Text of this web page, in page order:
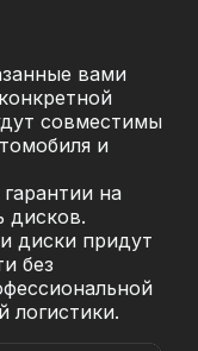
вами
совместимы
и
на
дисков.
диски придут
без
логистики.